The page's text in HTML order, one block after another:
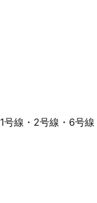
号線・2号線・6号